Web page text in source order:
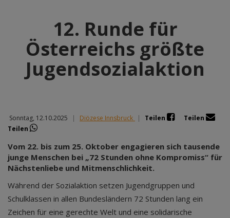
12. Runde für
Österreichs größte
Jugendsozialaktion
Sonntag, 12.10.2025 | Diözese Innsbruck | Teilen
Teilen
Teilen
Vom 22. bis zum 25. Oktober engagieren sich tausende
junge Menschen bei „72 Stunden ohne Kompromiss“ für
Nächstenliebe und Mitmenschlichkeit.
Während der Sozialaktion setzen Jugendgruppen und
Schulklassen in allen Bundesländern 72 Stunden lang ein
Zeichen für eine gerechte Welt und eine solidarische